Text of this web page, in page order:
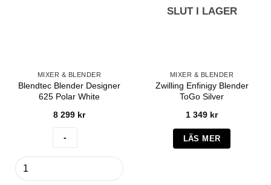
MIXER & BLENDER
Blendtec Blender Designer
625 Polar White
8 299 kr
Blender
SLUT I LAGER
MIXER & BLENDER
Zwilling Enfinigy Blender
ToGo Silver
1 349 kr
LÄS MER